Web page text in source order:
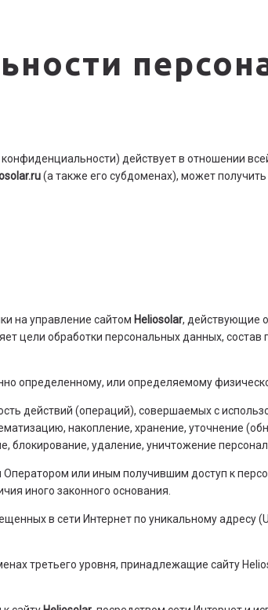
действует в отношении
(а также его субдоменах), может
на управление сайтом Heliosolar, действующие
цели обработки персональных данных,
определенному, или определяемому
действий (операций), совершаемых с
накопление, хранение, уточнение
блокирование, удаление, уничтожение
или иным получившим доступ к
иного законного основания.
в сети Интернет по уникальному адресу
третьего уровня, принадлежащие сайту